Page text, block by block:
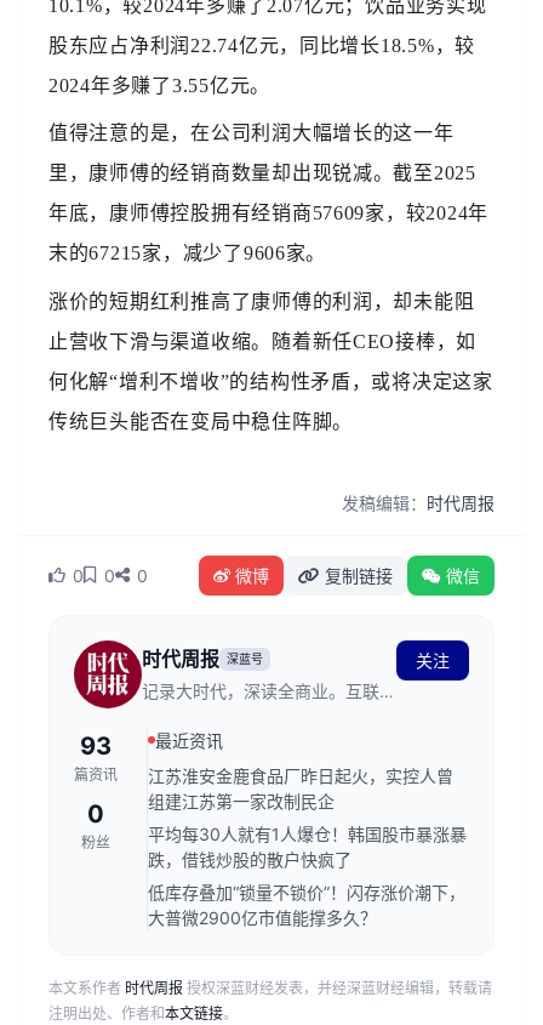
10.1%，较2024年多赚了2.07亿元；饮品业务实现
股东应占净利润22.74亿元，同比增长18.5%，较
2024年多赚了3.55亿元。
值得注意的是，在公司利润大幅增长的这一年
里，康师傅的经销商数量却出现锐减。截至2025
年底，康师傅控股拥有经销商57609家，较2024年
末的67215家，减少了9606家。
涨价的短期红利推高了康师傅的利润，却未能阻
止营收下滑与渠道收缩。随着新任CEO接棒，如
何化解“增利不增收”的结构性矛盾，或将决定这家
传统巨头能否在变局中稳住阵脚。
发稿编辑： 时代周报
0 0 0 微博 复制链接 微信
时代周报 深蓝号
记录大时代，深读全商业。互联网
44120230006
关注
93
篇资讯
0
粉丝
最近资讯
江苏淮安金鹿食品厂昨日起火，实控人曾
组建江苏第一家改制民企
平均每30人就有1人爆仓！韩国股市暴涨暴
跌，借钱炒股的散户快疯了
低库存叠加“锁量不锁价”！闪存涨价潮下，
大普微2900亿市值能撑多久？
本文系作者 时代周报 授权深蓝财经发表，并经深蓝财经编辑，转载请
注明出处、作者和本文链接。